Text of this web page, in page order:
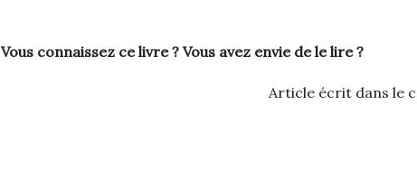
Vous connaissez ce livre ? Vous avez envie de le lire ?
Article écrit dans le